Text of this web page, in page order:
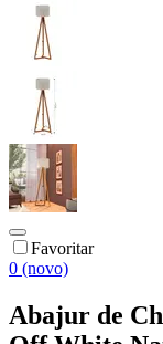
Favoritar
0 (novo)
Abajur de